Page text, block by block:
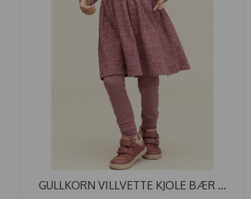
GULLKORN VILLVETTE KJOLE BÆR ...